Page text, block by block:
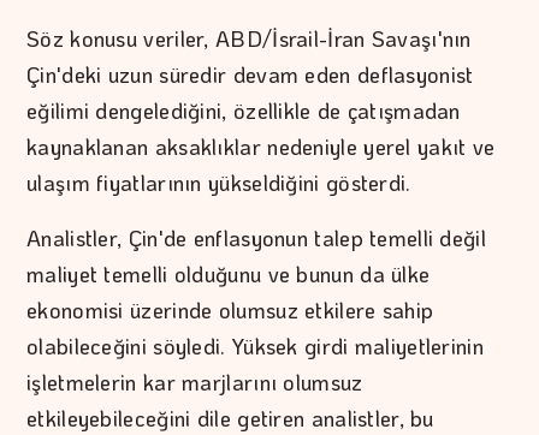
Söz konusu veriler, ABD/İsrail-İran Savaşı'nın
Çin'deki uzun süredir devam eden deflasyonist
eğilimi dengelediğini, özellikle de çatışmadan
kaynaklanan aksaklıklar nedeniyle yerel yakıt ve
ulaşım fiyatlarının yükseldiğini gösterdi.
Analistler, Çin'de enflasyonun talep temelli değil
maliyet temelli olduğunu ve bunun da ülke
ekonomisi üzerinde olumsuz etkilere sahip
olabileceğini söyledi. Yüksek girdi maliyetlerinin
işletmelerin kar marjlarını olumsuz
etkileyebileceğini dile getiren analistler, bu